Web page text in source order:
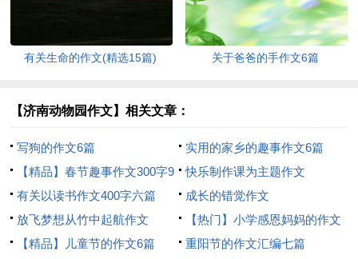
有关生命的作文(精选15篇) 关于爸爸的手作文6篇
【济南动物园作文】相关文章：
写狗的作文6篇
实用的家乡的趣事作文6篇
【精品】春节趣事作文300字9
篇
快乐制作课为主题作文
有关以读书作文400字六篇
成长的错觉作文
放飞梦想从竹中起航作文
【热门】小学感恩妈妈的作文
400字4篇
【精品】儿童节的作文6篇 重阳节的作文汇编七篇